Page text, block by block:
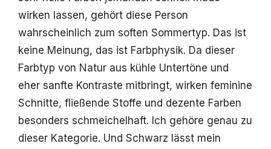
wirken lassen, gehört diese Person
wahrscheinlich zum soften Sommertyp. Das ist
keine Meinung, das ist Farbphysik. Da dieser
Farbtyp von Natur aus kühle Untertöne und
eher sanfte Kontraste mitbringt, wirken feminine
Schnitte, fließende Stoffe und dezente Farben
besonders schmeichelhaft. Ich gehöre genau zu
dieser Kategorie. Und Schwarz lässt mein